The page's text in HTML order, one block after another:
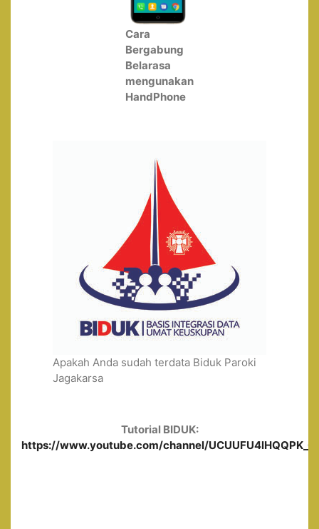
Cara
Bergabung
Belarasa
mengunakan
HandPhone
Apakah Anda sudah terdata Biduk Paroki
Jagakarsa
Tutorial BIDUK:
https://www.youtube.com/channel/